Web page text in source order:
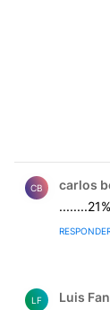
CB carlos
LF Luis